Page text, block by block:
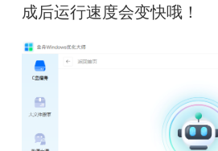
成后运行速度会变快哦！